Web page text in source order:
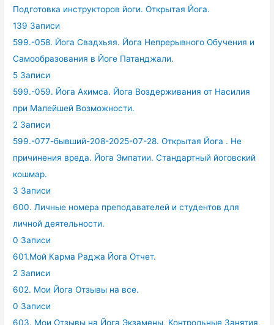
Подготовка инструкторов йоги. Открытая Йога.
139 Записи
599.-058. Йога Свадхьяя. Йога Непрерывного Обучения и
Самообразования в Йоге Патанджали.
5 Записи
599.-059. Йога Ахимса. Йога Воздерживания от Насилия
при Малейшей Возможности.
2 Записи
599.-077-бывший-208-2025-07-28. Открытая Йога . Не
причинения вреда. Йога Эмпатии. Стандартный йоговский
кошмар.
3 Записи
600. Личные номера преподавателей и студентов для
личной деятельности.
0 Записи
601.Мой Карма Раджа Йога Отчет.
2 Записи
602. Мои Йога Отзывы на все.
0 Записи
603. Мои Отзывы на Йога Экзамены, Контрольные Занятия,